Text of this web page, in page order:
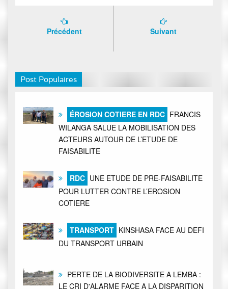
Précédent Suivant
Post Populaires
ÉROSION COTIERE EN RDC FRANCIS
WILANGA SALUE LA MOBILISATION DES
ACTEURS AUTOUR DE L’ETUDE DE
FAISABILITE
RDC UNE ETUDE DE PRE-FAISABILITE
POUR LUTTER CONTRE L’EROSION
COTIERE
TRANSPORT KINSHASA FACE AU DEFI
DU TRANSPORT URBAIN
PERTE DE LA BIODIVERSITE A LEMBA :
LE CRI D'ALARME FACE A LA DISPARITION